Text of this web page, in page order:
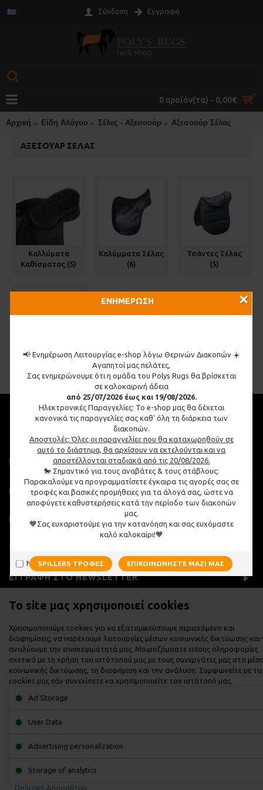
ΕΝΗΜΕΡΩΣΗ
📢 Ενημέρωση Λειτουργίας e-shop λόγω Θερινών Διακοπών ☀️
Αγαπητοί μας πελάτες,
Σας ενημερώνουμε ότι η ομάδα του Polys Rugs θα βρίσκεται
σε καλοκαιρινή άδεια
από 25/07/2026 έως και 19/08/2026.
Ηλεκτρονικές Παραγγελίες: Το e-shop μας θα δέχεται
κανονικά τις παραγγελίες σας καθ' όλη τη διάρκεια των
διακοπών.
Αποστολές: Όλες οι παραγγελίες που θα καταχωρηθούν σε
αυτό το διάστημα, θα αρχίσουν να εκτελούνται και να
αποστέλλονται σταδιακά από τις 20/08/2026.
🐎 Σημαντικό για τους αναβάτες & τους στάβλους:
Παρακαλούμε να προγραμματίσετε έγκαιρα τις αγορές σας σε
τροφές και βασικές προμήθειες για τα άλογά σας, ώστε να
αποφύγετε καθυστερήσεις κατά την περίοδο των διακοπών
μας.
🧡Σας ευχαριστούμε για την κατανόηση και σας ευχόμαστε
καλό καλοκαίρι!🧡
Να μην εμφανιστεί ξανά
SPILLERS ΤΡΟΦΈΣ ΕΠΙΚΟΙΝΩΝΉΣΤΕ ΜΑΖΊ ΜΑΣ
×
Σύνδεση Εγγραφή
0 προϊόν(τα) - 0,00€
Αρχική Είδη Αλόγου Σέλες - Αξεσουάρ Αξεσουάρ Σέλας
ΑΞΕΣΟΥΆΡ ΣΈΛΑΣ
Καλλύματα
Καθίσματος (5)
Καλύμματα Σέλας
(6)
Τσάντες Σέλας
(5)
Αξεσουάρ (5)
ΙΣΤΟΡΙΚΌ
ΠΛΗΡΟΦΟΡΙΕΣ
ΕΞΥΠΗΡΕΤΗΣΗ ΠΕΛΑΤΩΝ
ΤΡΟΠΟΙ ΕΠΙΚΟΙΝΩΝΙΑΣ
ΕΓΓΡΑΦΉ ΣΤΟ NEWSLETTER
Copyright © 2025, Poly's Rugs Tack Shop - Designed and supported by
Το site μας χρησιμοποιεί cookies
Χρησιμοποιούμε cookies για να εξατομικεύσουμε περιεχόμενο και
διαφημίσεις, να παρέχουμε λειτουργίες μέσων κοινωνικής δικτύωσης και
αναλύουμε την επισκεψιμότητά μας. Μοιραζόμαστε επίσης πληροφορίες
σχετικά με τη χρήση του ιστότοπού μας με τους συνεργάτες μας στα
κοινωνικής δικτύωσης, τη διαφήμιση και την ανάλυση. Συμφωνείτε με τα
cookies μας εάν συνεχίσετε να χρησιμοποιείτε τον ιστότοπό μας.
Ad Storage
User Data
Advertising personalization
Storage of analytics
Πολιτική Απορρήτου